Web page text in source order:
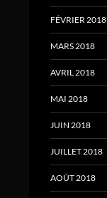
FÉVRIER 2018
MARS 2018
AVRIL 2018
MAI 2018
JUIN 2018
JUILLET 2018
AOÛT 2018